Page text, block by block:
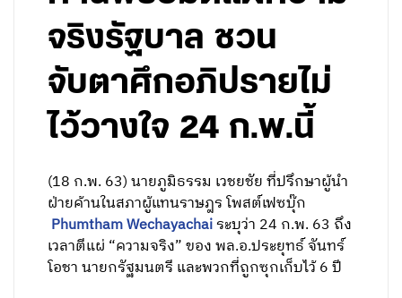
จริงรัฐบาล ชวน
จับตาศึกอภิปรายไม่
ไว้วางใจ 24 ก.พ.นี้
(18 ก.พ. 63) นายภูมิธรรม เวชยชัย ที่ปรึกษาผู้นำ
ฝ่ายค้านในสภาผู้แทนราษฎร โพสต์เฟซบุ๊ก
Phumtham Wechayachaiระบุว่า 24 ก.พ. 63 ถึง
เวลาตีแผ่ “ความจริง” ของ พล.อ.ประยุทธ์ จันทร์
โอชา นายกรัฐมนตรี และพวกที่ถูกซุกเก็บไว้ 6 ปี